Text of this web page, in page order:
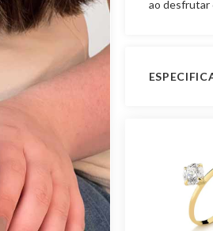
ao desfrutar
Modelo